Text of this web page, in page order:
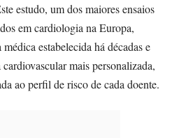
estudo, um dos maiores ensaios
em cardiologia na Europa,
estabelecida há décadas e
mais personalizada,
ao perfil de risco de cada doente.